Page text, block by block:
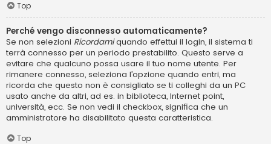
Top
Perché vengo disconnesso automaticamente?
Se non selezioni Ricordamiquando effettui il login, il sistema ti
terrà connesso per un periodo prestabilito. Questo serve a
evitare che qualcuno possa usare il tuo nome utente. Per
rimanere connesso, seleziona l’opzione quando entri, ma
ricorda che questo non è consigliato se ti colleghi da un PC
usato anche da altri, ad es. in biblioteca, Internet point,
università, ecc. Se non vedi il checkbox, significa che un
amministratore ha disabilitato questa caratteristica.
Top